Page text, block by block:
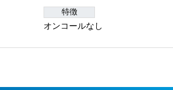
特徴
オンコールなし